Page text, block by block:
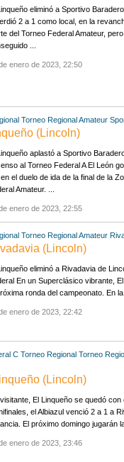
eliminó a Sportivo
2 a 1 como local, en la
del Torneo Federal Amateur,
...
enero de 2023, 22:50
Torneo Regional Amateur
(Lincoln)
aplastó a Sportivo
al Torneo Federal A El León
el duelo de ida de la final de la
Amateur. ...
enero de 2023, 22:55
Torneo Regional Amateur
(Lincoln)
eliminó a Rivadavia de
En un Superclásico vibrante,
ronda del campeonato. En
enero de 2023, 22:42
C Torneo Regional Torneo
(Lincoln)
El Linqueño se quedó
el Albiazul venció 2 a 1 a
El próximo domingo jugarán
enero de 2023, 23:46